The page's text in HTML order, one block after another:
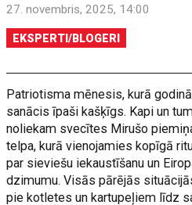
27. novembris, 2025, 14:00
EKSPERTI/BLOGERI
Patriotisma mēnesis, kurā
sanācis īpaši kašķīgs. Kapi un
noliekam svecītes Mirušo
telpa, kurā vienojamies kopīgā
par sieviešu iekaustīšanu un
dzimumu. Visās pārējās
pie kotletes un kartupeļiem līdz